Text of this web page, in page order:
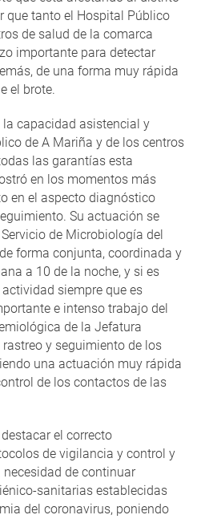
que tanto el Hospital Público
de salud de la comarca
importante para detectar
de una forma muy rápida
el brote.
la capacidad asistencial y
de A Mariña y de los centros
las garantías esta
en los momentos más
en el aspecto diagnóstico
Su actuación se
de Microbiología del
forma conjunta, coordinada y
a 10 de la noche, y si es
siempre que es
e intenso trabajo del
de la Jefatura
y seguimiento de los
una actuación muy rápida
de los contactos de las
el correcto
de vigilancia y control y
de continuar
sanitarias establecidas
del coronavirus, poniendo